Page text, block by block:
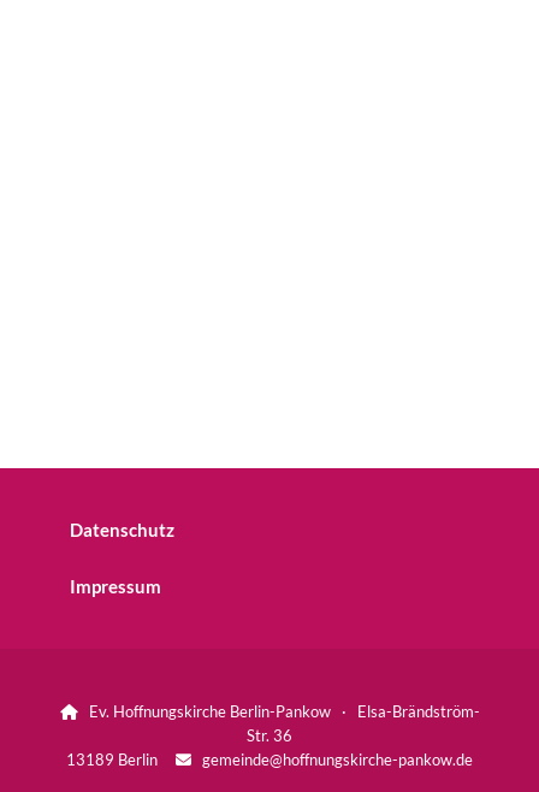
Datenschutz
Impressum
Ev. Hoffnungskirche Berlin-Pankow · Elsa-Brändström-
Str. 36
13189 Berlin
 gemeinde@hoffnungskirche-pankow.de